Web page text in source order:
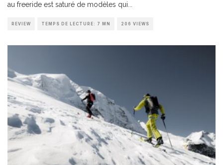
au freeride est saturé de modèles qui
REVIEW TEMPS DE LECTURE: 7 MN 206 VIEWS